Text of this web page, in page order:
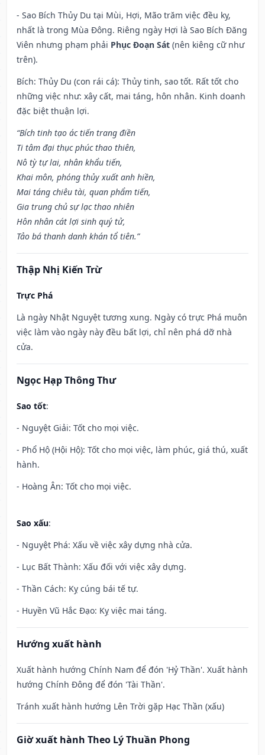
- Sao Bích Thủy Du tại Mùi, Hợi, Mão trăm việc đều kỵ,
nhất là trong Mùa Đông. Riêng ngày Hợi là Sao Bích Đăng
Viên nhưng phạm phải Phục Đoạn Sát (nên kiêng cữ như
trên).
Bích: Thủy Du (con rái cá): Thủy tinh, sao tốt. Rất tốt cho
những việc như: xây cất, mai táng, hôn nhân. Kinh doanh
đặc biệt thuận lợi.
“Bích tinh tạo ác tiến trang điền
Ti tâm đại thục phúc thao thiên,
Nô tỳ tự lai, nhân khẩu tiến,
Khai môn, phóng thủy xuất anh hiền,
Mai táng chiêu tài, quan phẩm tiến,
Gia trung chủ sự lạc thao nhiên
Hôn nhân cát lợi sinh quý tử,
Tảo bá thanh danh khán tổ tiên.”
Thập Nhị Kiến Trừ
Trực Phá
Là ngày Nhật Nguyệt tương xung. Ngày có trực Phá muôn
việc làm vào ngày này đều bất lợi, chỉ nên phá dỡ nhà
cửa.
Ngọc Hạp Thông Thư
Sao tốt:
- Nguyệt Giải: Tốt cho mọi việc.
- Phổ Hộ (Hội Hộ): Tốt cho mọi việc, làm phúc, giá thú, xuất
hành.
- Hoàng Ân: Tốt cho mọi việc.
Sao xấu:
- Nguyệt Phá: Xấu về việc xây dựng nhà cửa.
- Lục Bất Thành: Xấu đối với việc xây dựng.
- Thần Cách: Kỵ cúng bái tế tự.
- Huyền Vũ Hắc Đạo: Kỵ việc mai táng.
Hướng xuất hành
Xuất hành hướng Chính Nam để đón 'Hỷ Thần'. Xuất hành
hướng Chính Đông để đón 'Tài Thần'.
Tránh xuất hành hướng Lên Trời gặp Hạc Thần (xấu)
Giờ xuất hành Theo Lý Thuần Phong